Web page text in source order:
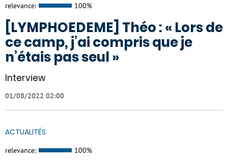
relevance: 100%
[LYMPHOEDEME] Théo : « Lors de
ce camp, j’ai compris que je
n’étais pas seul »
Interview
01/08/2022 02:00
ACTUALITÉS
relevance: 100%